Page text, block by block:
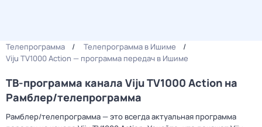
Телепрограмма
Телепрограмма в Ишиме
Viju TV1000 Action — программа передач в Ишиме
ТВ-программа канала Viju TV1000 Action на
Рамблер/телепрограмма
Рамблер/телепрограмма — это всегда актуальная программа